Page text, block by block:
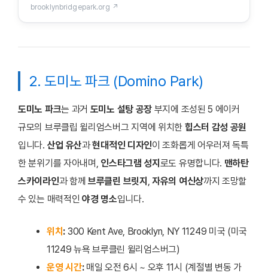
programming of this special waterfront park.
brooklynbridgepark.org ↗
2. 도미노 파크 (Domino Park)
도미노 파크는 과거 도미노 설탕 공장 부지에 조성된 5 에이커
규모의 브루클립 윌리엄스버그 지역에 위치한 힙스터 감성 공원
입니다. 산업 유산과현대적인 디자인이 조화롭게 어우러져 독특
한 분위기를 자아내며, 인스타그램 성지 로도 유명합니다. 맨하탄
스카이라인과 함께 브루클린 브릿지 ,자유의 여신상까지 조망할
수 있는 매력적인 야경 명소입니다.
위치 : 300 Kent Ave, Brooklyn, NY 11249 미국 (미국
11249 뉴욕 브루클린 윌리엄스버그)
운영 시간:매일 오전 6시 ~ 오후 11시 (계절별 변동 가